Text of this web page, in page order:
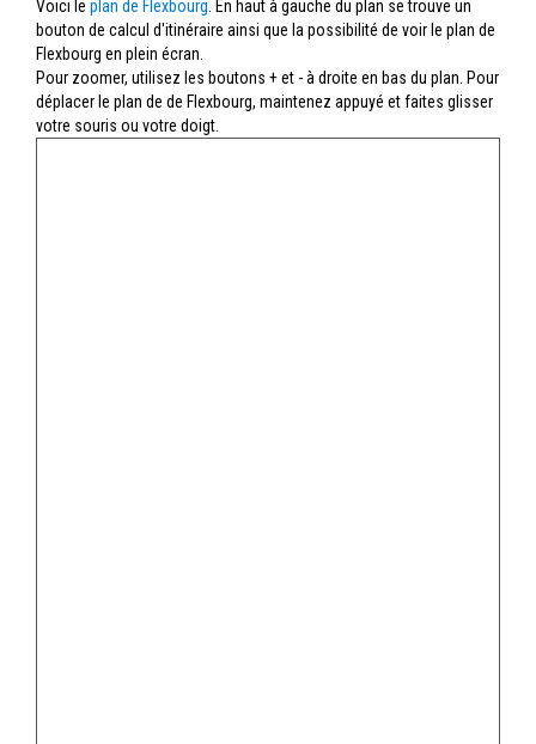
Voici le plan de Flexbourg . En haut à gauche du plan se trouve un
bouton de calcul d'itinéraire ainsi que la possibilité de voir le plan de
Flexbourg en plein écran.
Pour zoomer, utilisez les boutons + et - à droite en bas du plan. Pour
déplacer le plan de de Flexbourg, maintenez appuyé et faites glisser
votre souris ou votre doigt.